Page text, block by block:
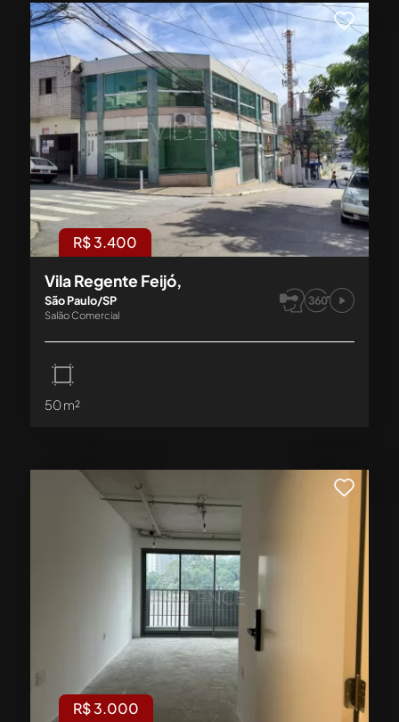
R$ 3.400
Vila Regente Feijó,
São Paulo/SP
Salão Comercial
50 m²
R$ 3.000